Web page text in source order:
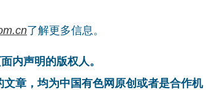
了解更多信息。
内声明的版权人。
章，均为中国有色网原创或者是合作机